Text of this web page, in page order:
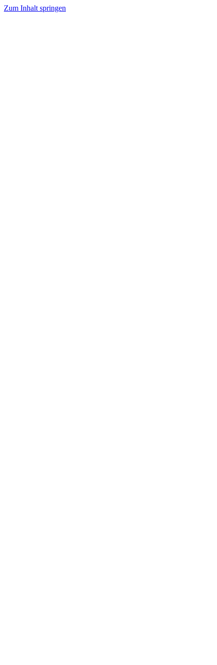
Zum Inhalt springen